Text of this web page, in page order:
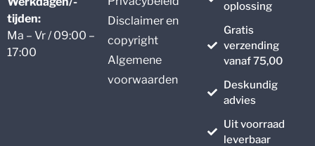
tijden:
Ma – Vr / 09:00 –
17:00
Disclaimer en
copyright
Algemene
voorwaarden
oplossing
Gratis
verzending
vanaf 75,00
Deskundig
advies
Uit voorraad
leverbaar